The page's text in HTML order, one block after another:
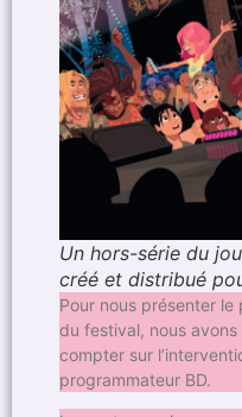
Un hors-série du
créé et distribué
Pour nous présenter
du festival, nous
compter sur
programmateur BD.